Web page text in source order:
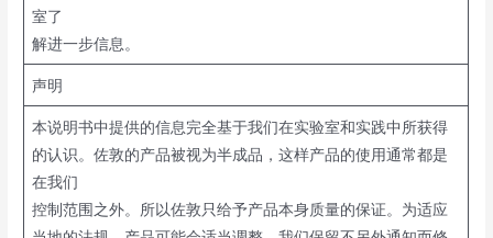
室了
解进一步信息。
声明
本说明书中提供的信息完全基于我们在实验室和实践中所获得
的认识。佐敦的产品被视为半成品，这样产品的使用通常都是
在我们
控制范围之外。所以佐敦只给予产品本身质量的保证。为适应